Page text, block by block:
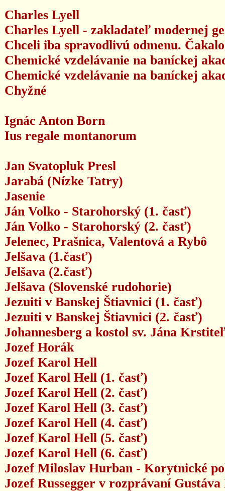
Charles Lyell
Charles Lyell - zakladateľ modernej
Chceli iba spravodlivú odmenu.
Chemické vzdelávanie na baníckej
Chemické vzdelávanie na baníckej
Chyžné
Ignác Anton Born
Ius regale montanorum
Jan Svatopluk Presl
Jarabá (Nízke Tatry)
Jasenie
Ján Volko - Starohorský (1. časť)
Ján Volko - Starohorský (2. časť)
Jelenec, Prašnica, Valentová a Rybô
Jelšava (1.časť)
Jelšava (2.časť)
Jelšava (Slovenské rudohorie)
Jezuiti v Banskej Štiavnici (1. časť)
Jezuiti v Banskej Štiavnici (2. časť)
Johannesberg a kostol sv. Jána
Jozef Horák
Jozef Karol Hell
Jozef Karol Hell (1. časť)
Jozef Karol Hell (2. časť)
Jozef Karol Hell (3. časť)
Jozef Karol Hell (4. časť)
Jozef Karol Hell (5. časť)
Jozef Karol Hell (6. časť)
Jozef Miloslav Hurban - Korytnické
Jozef Russegger v rozprávaní